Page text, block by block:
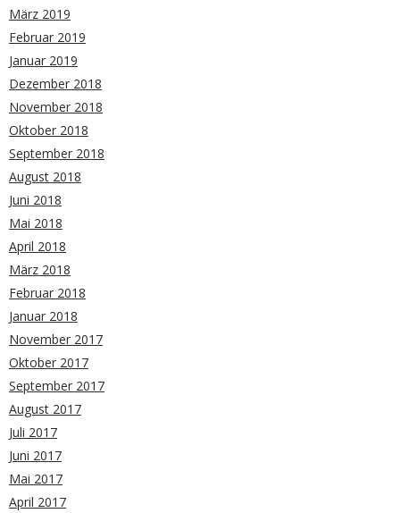
März 2019
Februar 2019
Januar 2019
Dezember 2018
November 2018
Oktober 2018
September 2018
August 2018
Juni 2018
Mai 2018
April 2018
März 2018
Februar 2018
Januar 2018
November 2017
Oktober 2017
September 2017
August 2017
Juli 2017
Juni 2017
Mai 2017
April 2017